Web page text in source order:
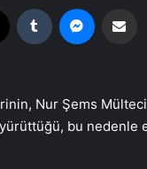
Tumblr
Nur Şems
yürüttüğü, bu nedenle